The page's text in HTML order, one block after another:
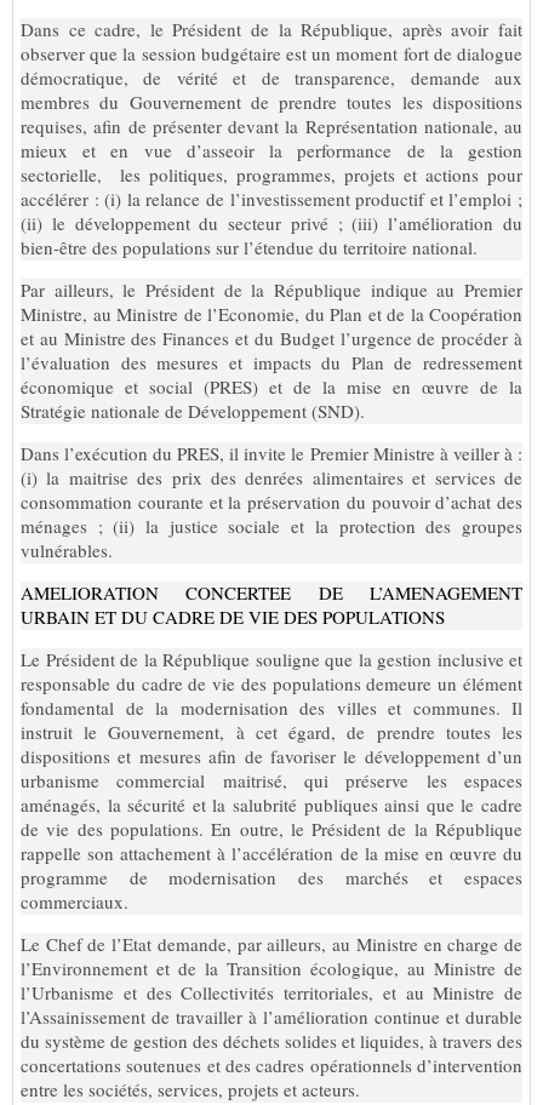
Dans ce cadre, le Président de la République, après avoir fait
observer que la session budgétaire est un moment fort de dialogue
démocratique, de vérité et de transparence, demande aux
membres du Gouvernement de prendre toutes les dispositions
requises, afin de présenter devant la Représentation nationale, au
mieux et en vue d’asseoir la performance de la gestion
sectorielle, les politiques, programmes, projets et actions pour
accélérer : (i) la relance de l’investissement productif et l’emploi ;
(ii) le développement du secteur privé ; (iii) l’amélioration du
bien-être des populations sur l’étendue du territoire national.
Par ailleurs, le Président de la République indique au Premier
Ministre, au Ministre de l’Economie, du Plan et de la Coopération
et au Ministre des Finances et du Budget l’urgence de procéder à
l’évaluation des mesures et impacts du Plan de redressement
économique et social (PRES) et de la mise en œuvre de la
Stratégie nationale de Développement (SND).
Dans l’exécution du PRES, il invite le Premier Ministre à veiller à :
(i) la maitrise des prix des denrées alimentaires et services de
consommation courante et la préservation du pouvoir d’achat des
ménages ; (ii) la justice sociale et la protection des groupes
vulnérables.
AMELIORATION CONCERTEE DE L’AMENAGEMENT
URBAIN ET DU CADRE DE VIE DES POPULATIONS
Le Président de la République souligne que la gestion inclusive et
responsable du cadre de vie des populations demeure un élément
fondamental de la modernisation des villes et communes. Il
instruit le Gouvernement, à cet égard, de prendre toutes les
dispositions et mesures afin de favoriser le développement d’un
urbanisme commercial maitrisé, qui préserve les espaces
aménagés, la sécurité et la salubrité publiques ainsi que le cadre
de vie des populations. En outre, le Président de la République
rappelle son attachement à l’accélération de la mise en œuvre du
programme de modernisation des marchés et espaces
commerciaux.
Le Chef de l’Etat demande, par ailleurs, au Ministre en charge de
l’Environnement et de la Transition écologique, au Ministre de
l’Urbanisme et des Collectivités territoriales, et au Ministre de
l’Assainissement de travailler à l’amélioration continue et durable
du système de gestion des déchets solides et liquides, à travers des
concertations soutenues et des cadres opérationnels d’intervention
entre les sociétés, services, projets et acteurs.